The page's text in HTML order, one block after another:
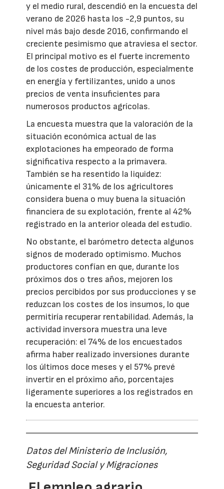
y el medio rural, descendió en la encuesta del
verano de 2026 hasta los -2,9 puntos, su
nivel más bajo desde 2016, confirmando el
creciente pesimismo que atraviesa el sector.
El principal motivo es el fuerte incremento
de los costes de producción, especialmente
en energía y fertilizantes, unido a unos
precios de venta insuficientes para
numerosos productos agrícolas.
La encuesta muestra que la valoración de la
situación económica actual de las
explotaciones ha empeorado de forma
significativa respecto a la primavera.
También se ha resentido la liquidez:
únicamente el 31% de los agricultores
considera buena o muy buena la situación
financiera de su explotación, frente al 42%
registrado en la anterior oleada del estudio.
No obstante, el barómetro detecta algunos
signos de moderado optimismo. Muchos
productores confían en que, durante los
próximos dos o tres años, mejoren los
precios percibidos por sus producciones y se
reduzcan los costes de los insumos, lo que
permitiría recuperar rentabilidad. Además, la
actividad inversora muestra una leve
recuperación: el 74% de los encuestados
afirma haber realizado inversiones durante
los últimos doce meses y el 57% prevé
invertir en el próximo año, porcentajes
ligeramente superiores a los registrados en
la encuesta anterior.
Datos del Ministerio de Inclusión,
Seguridad Social y Migraciones